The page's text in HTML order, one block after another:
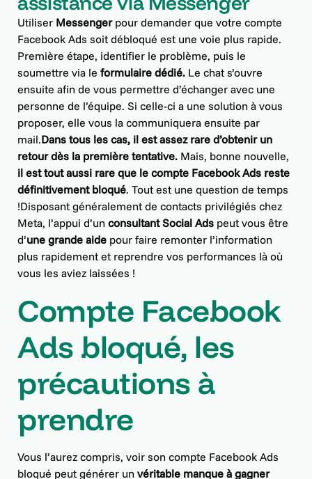
Utiliser Messengerpour demander que votre compte
Facebook Ads soit débloqué est une voie plus rapide.
Première étape, identifier le problème, puis le
soumettre via le formulaire dédié. Le chat s’ouvre
ensuite afin de vous permettre d’échanger avec une
personne de l’équipe. Si celle-ci a une solution à vous
proposer, elle vous la communiquera ensuite par
mail.Dans tous les cas, il est assez rare d’obtenir un
retour dès la première tentative. Mais, bonne nouvelle,
il est tout aussi rare que le compte Facebook Ads reste
définitivement bloqué. Tout est une question de temps
!Disposant généralement de contacts privilégiés chez
Meta, l’appui d’unconsultant Social Ads peut vous être
d’une grande aide pour faire remonter l’information
plus rapidement et reprendre vos performances là où
vous les aviez laissées !
Compte Facebook
Ads bloqué, les
précautions à
prendre
Vous l’aurez compris, voir son compte Facebook Ads
bloqué peut générer unvéritable manque à gagner